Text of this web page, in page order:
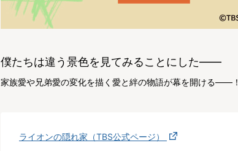
僕たちは違う景色を見てみることにした——
家族愛や兄弟愛の変化を描く愛と絆の物語が幕を開ける——！
ライオンの隠れ家（TBS公式ページ）